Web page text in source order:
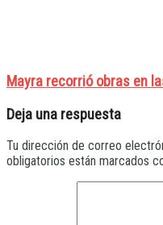
Mayra recorrió obras en
Deja una respuesta
Tu dirección de correo
obligatorios están marcados